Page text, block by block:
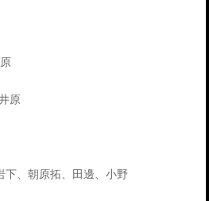
原
、朝原拓、田邊、小野